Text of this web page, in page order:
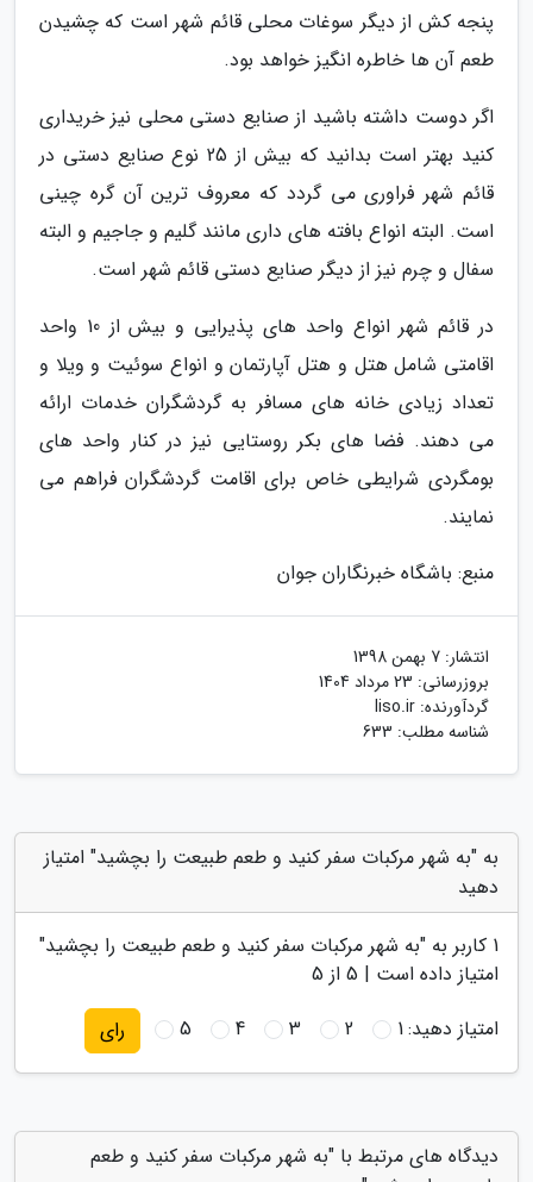
پنجه کش از دیگر سوغات محلی قائم شهر است که چشیدن
طعم آن ها خاطره انگیز خواهد بود.
اگر دوست داشته باشید از صنایع دستی محلی نیز خریداری
کنید بهتر است بدانید که بیش از 25 نوع صنایع دستی در
قائم شهر فراوری می گردد که معروف ترین آن گره چینی
است. البته انواع بافته های داری مانند گلیم و جاجیم و البته
سفال و چرم نیز از دیگر صنایع دستی قائم شهر است.
در قائم شهر انواع واحد های پذیرایی و بیش از 10 واحد
اقامتی شامل هتل و هتل آپارتمان و انواع سوئیت و ویلا و
تعداد زیادی خانه های مسافر به گردشگران خدمات ارائه
می دهند. فضا های بکر روستایی نیز در کنار واحد های
بومگردی شرایطی خاص برای اقامت گردشگران فراهم می
نمایند.
منبع: باشگاه خبرنگاران جوان
انتشار: 7 بهمن 1398
بروزرسانی: 23 مرداد 1404
گردآورنده: liso.ir
شناسه مطلب: 633
به "به شهر مرکبات سفر کنید و طعم طبیعت را بچشید" امتیاز
دهید
1 کاربر به "به شهر مرکبات سفر کنید و طعم طبیعت را بچشید"
امتیاز داده است | 5 از 5
امتیاز دهید:1
2
3
4
5 رای
دیدگاه های مرتبط با "به شهر مرکبات سفر کنید و طعم